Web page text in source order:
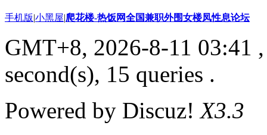
手机版|小黑屋|爬花楼-热饭网全国兼职外围女楼凤性息论坛
GMT+8, 2026-8-11 03:41
second(s), 15 queries .
Powered by Discuz!X3.3